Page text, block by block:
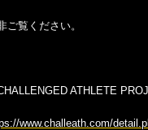
ご覧ください。
CHALLENGED ATHLETE
www.challeath.com/